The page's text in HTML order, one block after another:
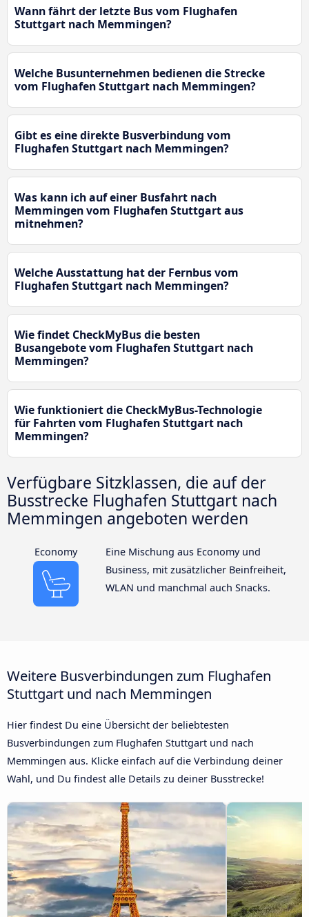
Wann fährt der letzte Bus vom Flughafen
Stuttgart nach Memmingen?
Welche Busunternehmen bedienen die Strecke
vom Flughafen Stuttgart nach Memmingen?
Gibt es eine direkte Busverbindung vom
Flughafen Stuttgart nach Memmingen?
Was kann ich auf einer Busfahrt nach
Memmingen vom Flughafen Stuttgart aus
mitnehmen?
Welche Ausstattung hat der Fernbus vom
Flughafen Stuttgart nach Memmingen?
Wie findet CheckMyBus die besten
Busangebote vom Flughafen Stuttgart nach
Memmingen?
Wie funktioniert die CheckMyBus-Technologie
für Fahrten vom Flughafen Stuttgart nach
Memmingen?
Verfügbare Sitzklassen, die auf der
Busstrecke Flughafen Stuttgart nach
Memmingen angeboten werden
Economy
Eine Mischung aus Economy und
Business, mit zusätzlicher Beinfreiheit,
WLAN und manchmal auch Snacks.
Weitere Busverbindungen zum Flughafen
Stuttgart und nach Memmingen
Hier findest Du eine Übersicht der beliebtesten
Busverbindungen zum Flughafen Stuttgart und nach
Memmingen aus. Klicke einfach auf die Verbindung deiner
Wahl, und Du findest alle Details zu deiner Busstrecke!